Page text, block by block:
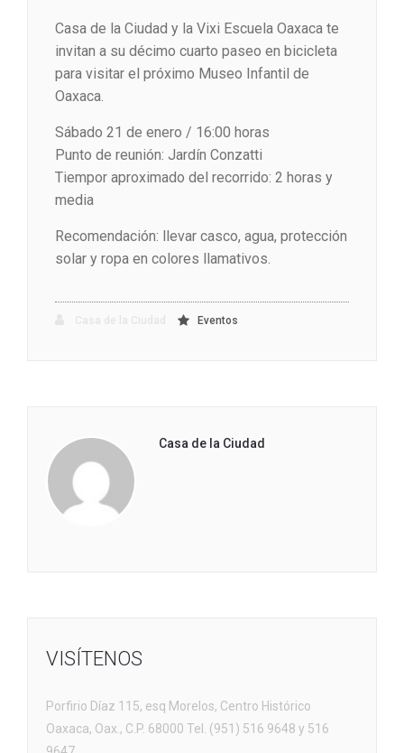
Casa de la Ciudad y la Vixi Escuela Oaxaca te
invitan a su décimo cuarto paseo en bicicleta
para visitar el próximo Museo Infantil de
Oaxaca.
Sábado 21 de enero / 16:00 horas
Punto de reunión: Jardín Conzatti
Tiempor aproximado del recorrido: 2 horas y
media
Recomendación: llevar casco, agua, protección
solar y ropa en colores llamativos.
Eventos
Casa de la Ciudad
VISÍTENOS
Porfirio Díaz 115, esq Morelos, Centro Histórico
Oaxaca, Oax., C.P. 68000 Tel. (951) 516 9648 y 516